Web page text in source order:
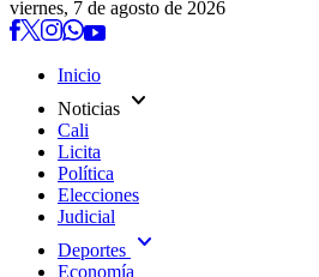
viernes, 7 de agosto de 2026
Inicio
Noticias expand_more
Cali
Licita
Política
Elecciones
Judicial
Deportes expand_more
Economía